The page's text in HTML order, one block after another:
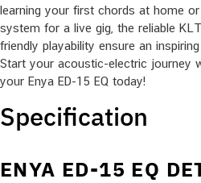
learning your first chords at home
system for a live gig, the reliable
friendly playability ensure an
Start your acoustic-electric journey
your Enya ED-15 EQ today!
Specification
ENYA ED-15 EQ